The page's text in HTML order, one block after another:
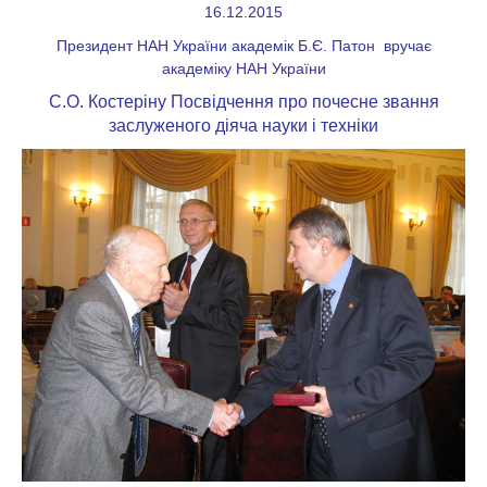
16.12.2015
Президент НАН України академік Б.Є. Патон вручає
академіку НАН України
С.О. Костеріну Посвідчення про почесне звання
заслуженого діяча науки і техніки